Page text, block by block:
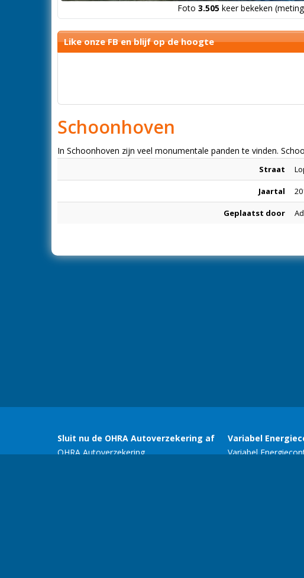
Foto 3.505keer bekeken
Like onze FB en blijf op de hoogte
Schoonhoven
In Schoonhoven zijn veel monumentale panden te vinden.
Straat
Jaartal
Geplaatst door